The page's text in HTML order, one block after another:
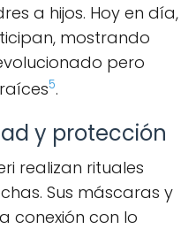
a hijos. Hoy en día,
mostrando
pero
5.
y protección
realizan rituales
Sus máscaras y
conexión con lo